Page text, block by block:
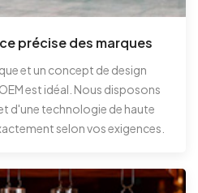
précise des marques
et un concept de design
est idéal. Nous disposons
d'une technologie de haute
selon vos exigences.